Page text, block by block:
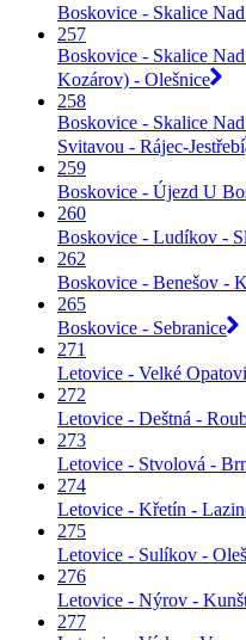
Boskovice - Skalice
257
Boskovice - Skalice
Kozárov) - Olešnice
258
Boskovice - Skalice
Svitavou - Rájec-Jestřebí
259
Boskovice - Újezd U
260
Boskovice - Ludíkov -
262
Boskovice - Benešov -
265
Boskovice - Sebranice
271
Letovice - Velké
272
Letovice - Deštná -
273
Letovice - Stvolová -
274
Letovice - Křetín -
275
Letovice - Sulíkov -
276
Letovice - Nýrov -
277